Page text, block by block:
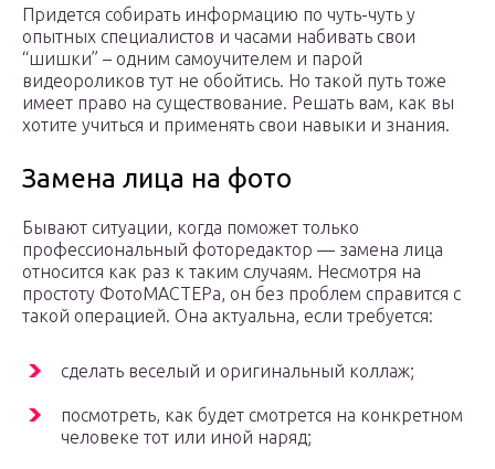
Придется собирать информацию по чуть-чуть у
опытных специалистов и часами набивать свои
“шишки” – одним самоучителем и парой
видеороликов тут не обойтись. Но такой путь тоже
имеет право на существование. Решать вам, как вы
хотите учиться и применять свои навыки и знания.
Замена лица на фото
Бывают ситуации, когда поможет только
профессиональный фоторедактор — замена лица
относится как раз к таким случаям. Несмотря на
простоту ФотоМАСТЕРа, он без проблем справится с
такой операцией. Она актуальна, если требуется:
сделать веселый и оригинальный коллаж;
посмотреть, как будет смотрется на конкретном
человеке тот или иной наряд;